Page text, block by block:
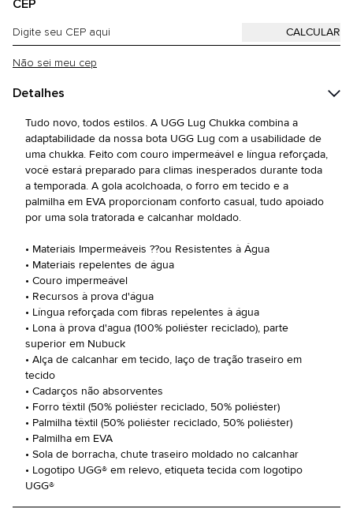
CEP
Não sei meu cep
Detalhes
Tudo novo, todos estilos. A UGG Lug Chukka combina a
adaptabilidade da nossa bota UGG Lug com a usabilidade de
uma chukka. Feito com couro impermeável e língua reforçada,
você estará preparado para climas inesperados durante toda
a temporada. A gola acolchoada, o forro em tecido e a
palmilha em EVA proporcionam conforto casual, tudo apoiado
por uma sola tratorada e calcanhar moldado.
• Materiais Impermeáveis ??ou Resistentes à Água
• Materiais repelentes de água
• Couro impermeável
• Recursos à prova d'água
• Língua reforçada com fibras repelentes à água
• Lona à prova d'agua (100% poliéster reciclado), parte
superior em Nubuck
• Alça de calcanhar em tecido, laço de tração traseiro em
tecido
• Cadarços não absorventes
• Forro têxtil (50% poliéster reciclado, 50% poliéster)
• Palmilha têxtil (50% poliéster reciclado, 50% poliéster)
• Palmilha em EVA
• Sola de borracha, chute traseiro moldado no calcanhar
• Logotipo UGG® em relevo, etiqueta tecida com logotipo
UGG®